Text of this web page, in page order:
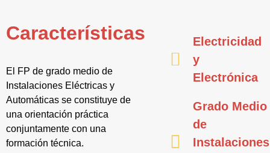
Características
El FP de grado medio de
Instalaciones Eléctricas y
Automáticas se constituye de
una orientación práctica
conjuntamente con una
formación técnica.
Electricidad
y
Electrónica
Grado Medio
de
Instalaciones